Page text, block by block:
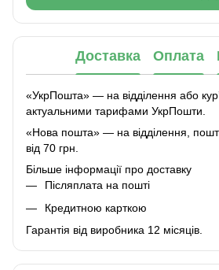
Доставка Оплата
«УкрПошта» — на відділення або
актуальними тарифами УкрПошти.
«Нова пошта» — на відділення,
від 70 грн.
Більше інформації про доставку
Післяплата на пошті
Кредитною карткою
Гарантія від виробника 12 місяців.